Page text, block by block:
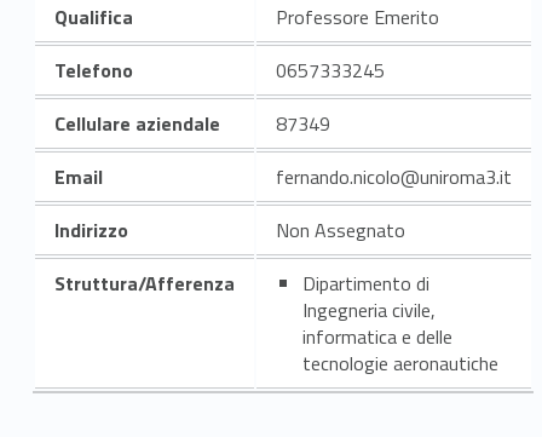
Qualifica
Professore Emerito
Telefono
0657333245
Cellulare aziendale
87349
Email
fernando.nicolo@uniroma3.it
Indirizzo
Non Assegnato
Struttura/Afferenza
Dipartimento di
Ingegneria civile,
informatica e delle
tecnologie aeronautiche